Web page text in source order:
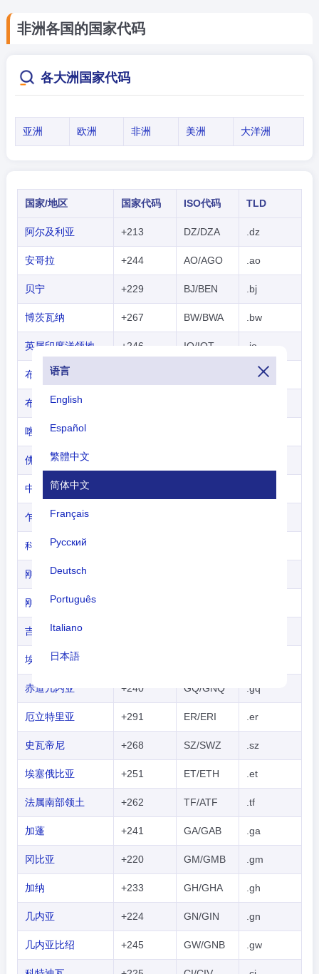
语言
English
Español
繁體中文
简体中文
Français
Русский
Deutsch
Português
Italiano
日本語
tiếng Việt
Indonesian
한국어
हिंदी
非洲各国的国家代码
各大洲国家代码
亚洲 欧洲 非洲 美洲 大洋洲
国家/地区 国家代码 ISO代码 TLD
阿尔及利亚 +213 DZ/DZA .dz
安哥拉 +244 AO/AGO .ao
贝宁 +229 BJ/BEN .bj
博茨瓦纳 +267 BW/BWA .bw
英属印度洋领地 +246 IO/IOT .io
布基纳法索
布隆迪
喀麦隆
佛得角
中非共和国
乍得
科摩罗
刚果 - 布
刚果 - 金
吉布提
埃及
赤道几内亚 +240 GQ/GNQ .gq
厄立特里亚 +291 ER/ERI .er
史瓦帝尼 +268 SZ/SWZ .sz
埃塞俄比亚 +251 ET/ETH .et
法属南部领土 +262 TF/ATF .tf
加蓬 +241 GA/GAB .ga
冈比亚 +220 GM/GMB .gm
加纳 +233 GH/GHA .gh
几内亚 +224 GN/GIN .gn
几内亚比绍 +245 GW/GNB .gw